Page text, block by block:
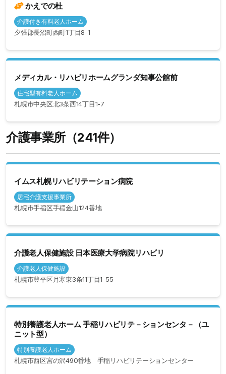
かえでの杜
介護付き有料老人ホーム
夕張郡長沼町西町1丁目8-1
メディカル・リハビリホームグランダ知事公館前
住宅型有料老人ホーム
札幌市中央区北3条西14丁目1-7
介護事業所（241件）
イムス札幌リハビリテーション病院
居宅介護支援事業所
札幌市手稲区手稲金山124番地
介護老人保健施設 日本医療大学病院リハビリ
介護老人保健施設
札幌市豊平区月寒東3条11丁目1-55
特別養護老人ホーム 手稲リハビリテ－ションセンタ－（ユ
ニット型）
特別養護老人ホーム
札幌市西区宮の沢490番地 手稲リハビリテーションセンター